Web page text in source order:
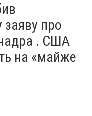
заяву про
надра . США
на «майже